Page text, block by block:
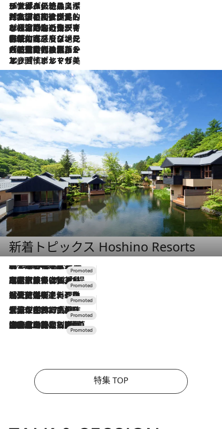
2026.8.8
リスボンの絶品スイーツ「パステル・デ・ナタ」とは？ポルトガル伝統の奥深い世界へ
2026.7.27
「私の祖国はポルトガル語です」国民的詩人フェルナンド・ペソアと、彼が愛した文学の街を歩く
2026.7.26
ポルトガル近海が育む極上の海の幸。キリリと冷えた白ワインと愉しむ、シーフード専門店の贅沢
2026.7.22
伝統の味をモダンに昇華。高感度な地元客が集う、リスボンの最旬ガストロノミー
2026.7.21
大航海時代の栄華から、震災、独裁、そして革命へ。ポルトガル・首都リスボンの石畳に刻まれた「歴史の光と影」
2026.7.13
エッセイ・ヤマザキマリ「慎ましくも美しき国 ポルトガル」
新着トピックス Hoshino Resorts
2026.8.7
【トンボの足水浴】ヒノキの香りに包まれて涼感マックス！約13℃の湧水かけ流しを避暑地「星野温泉 トンボの湯」で体験
2026.7.31
【ホテル帰省】という選択肢をOMOが提案。家族とほどよい距離を保つには「昼は実家、夜は気兼ねなくホテルで！」
2026.7.24
【夏限定ディナーコース】旬を迎える稚鮎や花ズッキーニなどをイタリア・トスカーナの郷土料理の手法で満喫！
2026.7.17
「土佐和ハーブかき氷」がOMO7高知に登場！生姜、山椒、大葉など目にも舌にも涼を呼ぶ郷土の味
2026.7.10
NEW OPEN！【界 草津】名湯の地に誕生。趣の異なる2種の温泉と上州ならではの会席・蕎麦割烹など美食を味わう究極の癒やし旅
特集 TOP